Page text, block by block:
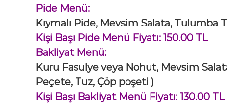
Pide Menü:
Kıymalı Pide, Mevsim Salata, Tulumba
Kişi Başı Pide Menü Fiyatı: 150.00 TL
Bakliyat Menü:
Kuru Fasulye veya Nohut, Mevsim
Peçete, Tuz, Çöp poşeti )
Kişi Başı Bakliyat Menü Fiyatı: 130.00 TL